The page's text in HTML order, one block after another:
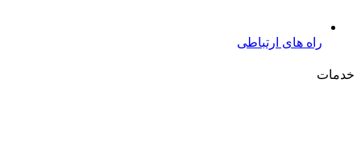
راه های ارتباطی
خدمات